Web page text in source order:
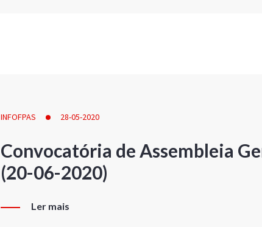
INFOFPAS 28-05-2020
Convocatória de Assembleia
(20-06-2020)
Ler mais